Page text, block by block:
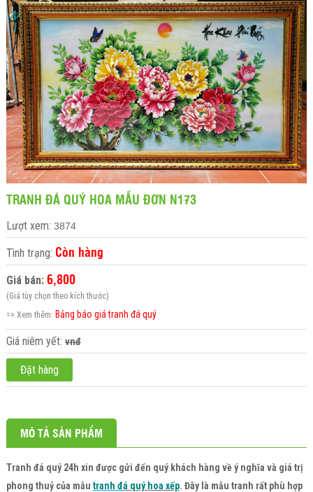
TRANH ĐÁ QUÝ HOA MẪU ĐƠN N173
Lượt xem: 3874
Tình trạng: Còn hàng
Giá bán: 6,800
(Giá tùy chọn theo kích thước)
=> Xem thêm: Bảng báo giá tranh đá quý
Giá niêm yết: vnđ
Đặt hàng
MÔ TẢ SẢN PHẨM
Tranh đá quý 24h xin được gửi đến quý khách hàng về ý nghĩa và giá trị
phong thuỷ của mẫu tranh đá quý hoa xếp. Đây là mẫu tranh rất phù hợp